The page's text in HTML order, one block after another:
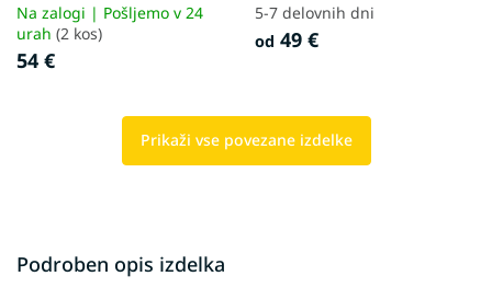
Na zalogi | Pošljemo v 24
urah (2 kos)
54 €
5-7 delovnih dni
od 49 €
Prikaži vse povezane izdelke
Podroben opis izdelka